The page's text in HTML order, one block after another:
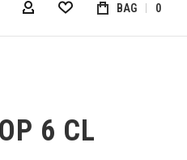
MY ACCOUNT BAG 0
6 CL